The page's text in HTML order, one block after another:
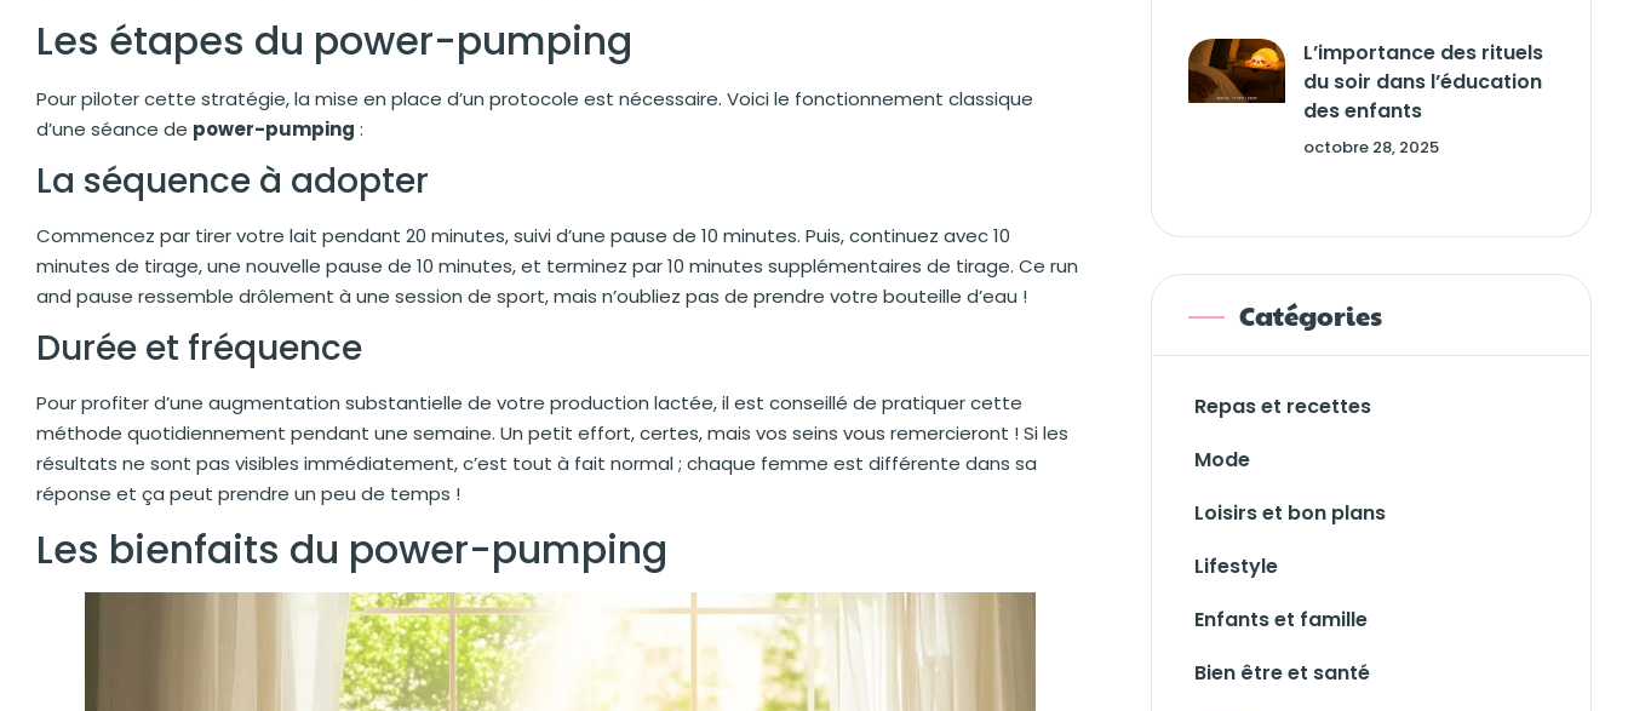
Les étapes du power-pumping
Pour piloter cette stratégie, la mise en place d’un protocole est nécessaire. Voici le fonctionnement classique
d’une séance de power-pumping :
La séquence à adopter
Commencez par tirer votre lait pendant 20 minutes, suivi d’une pause de 10 minutes. Puis, continuez avec 10
minutes de tirage, une nouvelle pause de 10 minutes, et terminez par 10 minutes supplémentaires de tirage. Ce run
and pause ressemble drôlement à une session de sport, mais n’oubliez pas de prendre votre bouteille d’eau !
Durée et fréquence
Pour profiter d’une augmentation substantielle de votre production lactée, il est conseillé de pratiquer cette
méthode quotidiennement pendant une semaine. Un petit effort, certes, mais vos seins vous remercieront ! Si les
résultats ne sont pas visibles immédiatement, c’est tout à fait normal ; chaque femme est différente dans sa
réponse et ça peut prendre un peu de temps !
Les bienfaits du power-pumping
L’importance des rituels
du soir dans l’éducation
des enfants
octobre 28, 2025
Catégories
Repas et recettes
Mode
Loisirs et bon plans
Lifestyle
Enfants et famille
Bien être et santé